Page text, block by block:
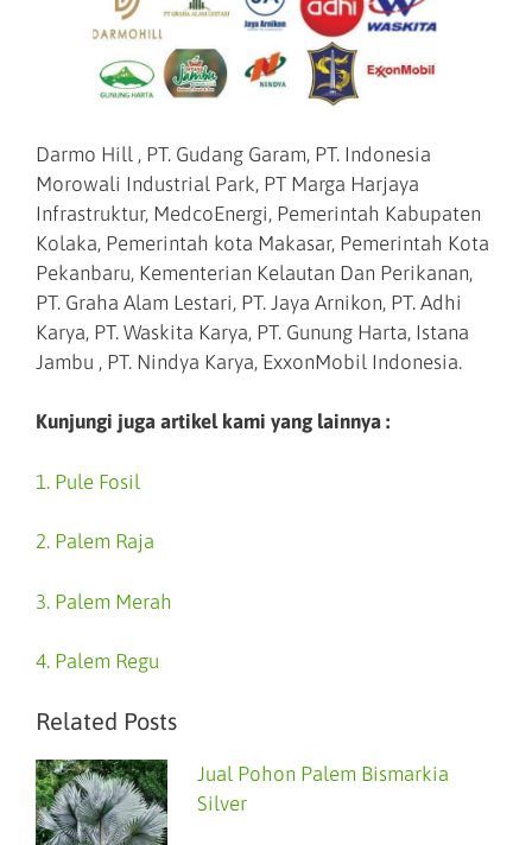
Darmo Hill , PT. Gudang Garam, PT. Indonesia
Morowali Industrial Park, PT Marga Harjaya
Infrastruktur, MedcoEnergi, Pemerintah Kabupaten
Kolaka, Pemerintah kota Makasar, Pemerintah Kota
Pekanbaru, Kementerian Kelautan Dan Perikanan,
PT. Graha Alam Lestari, PT. Jaya Arnikon, PT. Adhi
Karya, PT. Waskita Karya, PT. Gunung Harta, Istana
Jambu , PT. Nindya Karya, ExxonMobil Indonesia.
Kunjungi juga artikel kami yang lainnya :
1. Pule Fosil
2. Palem Raja
3. Palem Merah
4. Palem Regu
Related Posts
Jual Pohon Palem Bismarkia
Silver